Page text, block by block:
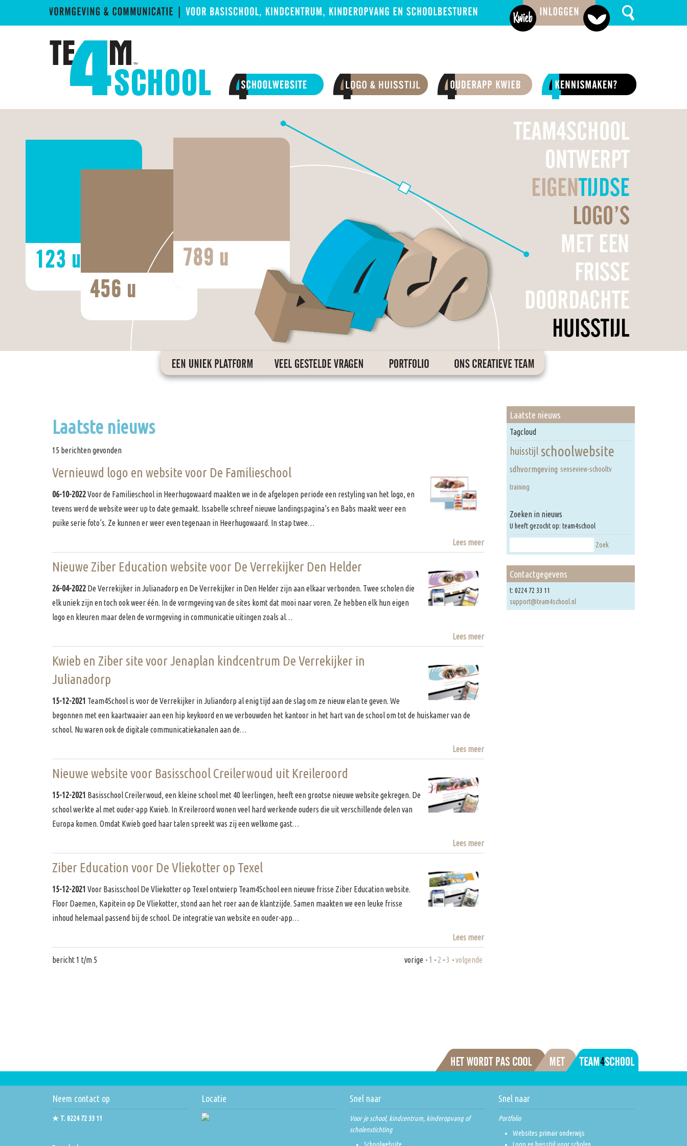
Laatste nieuws
15 berichten gevonden
Vernieuwd logo en website voor De Familieschool
06-10-2022Voor de Familieschool in Heerhugowaard maakten we in de afgelopen periode een restyling van het logo, en
tevens werd de website weer up to date gemaakt. Issabelle schreef nieuwe landingspagina’s en Babs maakt weer een
puike serie foto’s. Ze kunnen er weer even tegenaan in Heerhugowaard. In stap twee…
Lees meer
Nieuwe Ziber Education website voor De Verrekijker Den Helder
26-04-2022 De Verrekijker in Julianadorp en De Verrekijker in Den Helder zijn aan elkaar verbonden. Twee scholen die
elk uniek zijn en toch ook weer één. In de vormgeving van de sites komt dat mooi naar voren. Ze hebben elk hun eigen
logo en kleuren maar delen de vormgeving in communicatie uitingen zoals al…
Lees meer
Kwieb en Ziber site voor Jenaplan kindcentrum De Verrekijker in
Julianadorp
15-12-2021 Team4School is voor de Verrekijker in Juliandorp al enig tijd aan de slag om ze nieuw elan te geven. We
begonnen met een kaartwaaier aan een hip keykoord en we verbouwden het kantoor in het hart van de school om tot de huiskamer van de
school. Nu waren ook de digitale communicatiekanalen aan de…
Lees meer
Nieuwe website voor Basisschool Creilerwoud uit Kreileroord
15-12-2021 Basisschool Creilerwoud, een kleine school met 40 leerlingen, heeft een grootse nieuwe website gekregen. De
school werkte al met ouder-app Kwieb. In Kreileroord wonen veel hard werkende ouders die uit verschillende delen van
Europa komen. Omdat Kwieb goed haar talen spreekt was zij een welkome gast…
Lees meer
Ziber Education voor De Vliekotter op Texel
15-12-2021 Voor Basisschool De Vliekotter op Texel ontwierp Team4School een nieuwe frisse Ziber Education website.
Floor Daemen, Kapitein op De Vliekotter, stond aan het roer aan de klantzijde. Samen maakten we een leuke frisse
inhoud helemaal passend bij de school. De integratie van website en ouder-app…
Lees meer
bericht 1 t/m 5 vorige - 1 - 2 - 3 -volgende
Laatste nieuws
Tagcloud
huisstijl schoolwebsite
sdhvormgeving senseview-schooltv
training
Zoeken in nieuws
U heeft gezocht op: team4school
Zoek
Contactgegevens
t: 0224 72 33 11
support@team4school.nl
Neem contact op
★ T. 0224 72 33 11
Locatie Snel naar
Voor je school, kindcentrum, kinderopvang of
scholenstichting
Schoolwebsite
Snel naar
Portfolio
Websites primair onderwijs
Logo en huisstijl voor scholen